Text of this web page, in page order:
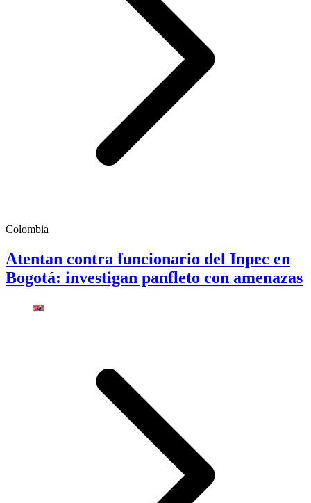
Colombia
Atentan contra funcionario del Inpec en
Bogotá: investigan panfleto con amenazas